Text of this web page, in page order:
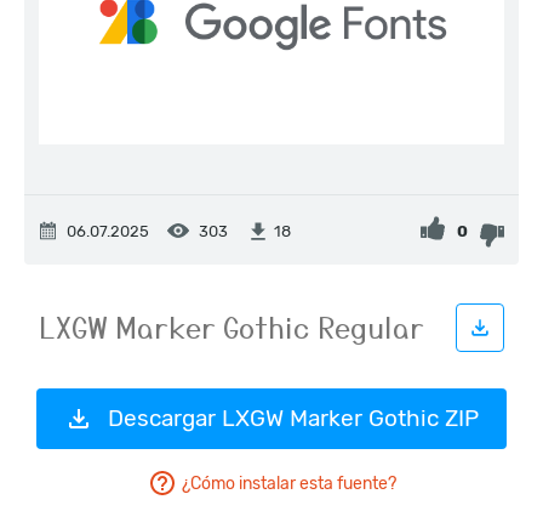
06.07.2025 303 18 0
Descargar LXGW Marker Gothic ZIP
¿Cómo instalar esta fuente?